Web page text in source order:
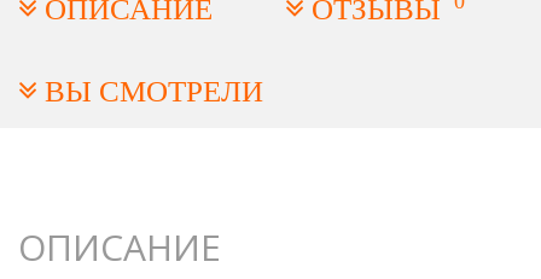
ОПИСАНИЕ ОТЗЫВЫ
ВЫ СМОТРЕЛИ
ОПИСАНИЕ